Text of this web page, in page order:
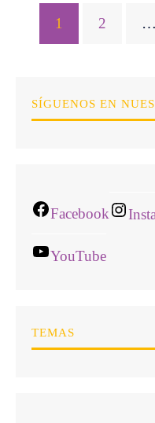
Paginación
1 2 …
SÍGUENOS EN
Facebook
YouTube
TEMAS